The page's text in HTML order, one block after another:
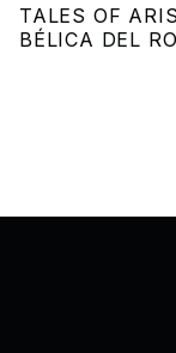
TALES OF
BÉLICA DEL